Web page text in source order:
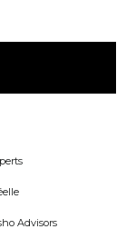
Advisors